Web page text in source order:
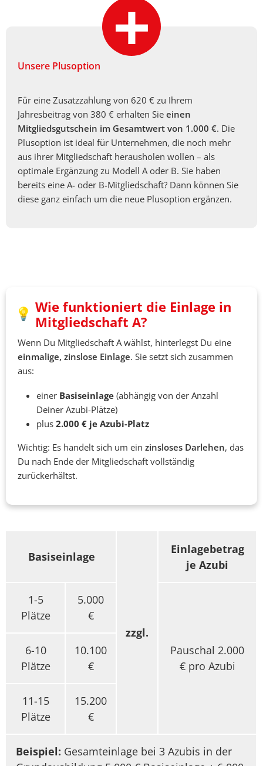
Unsere Plusoption
Für eine Zusatzzahlung von 620 € zu Ihrem
Jahresbeitrag von 380 € erhalten Sie einen
Mitgliedsgutschein im Gesamtwert von 1.000 €. Die
Plusoption ist ideal für Unternehmen, die noch mehr
aus ihrer Mitgliedschaft herausholen wollen – als
optimale Ergänzung zu Modell A oder B. Sie haben
bereits eine A- oder B-Mitgliedschaft? Dann können Sie
diese ganz einfach um die neue Plusoption ergänzen.
Wie funktioniert die Einlage in
Mitgliedschaft A?
Wenn Du Mitgliedschaft A wählst, hinterlegst Du eine
einmalige, zinslose Einlage. Sie setzt sich zusammen
aus:
einer Basiseinlage (abhängig von der Anzahl
Deiner Azubi-Plätze)
plus 2.000 € je Azubi-Platz
Wichtig: Es handelt sich um ein zinsloses Darlehen, das
Du nach Ende der Mitgliedschaft vollständig
zurückerhältst.
Basiseinlage
zzgl.
Einlagebetrag
je Azubi
1-5
Plätze
5.000
€
Pauschal 2.000
€ pro Azubi
6-10
Plätze
10.100
€
11-15
Plätze
15.200
€
Beispiel: Gesamteinlage bei 3 Azubis in der